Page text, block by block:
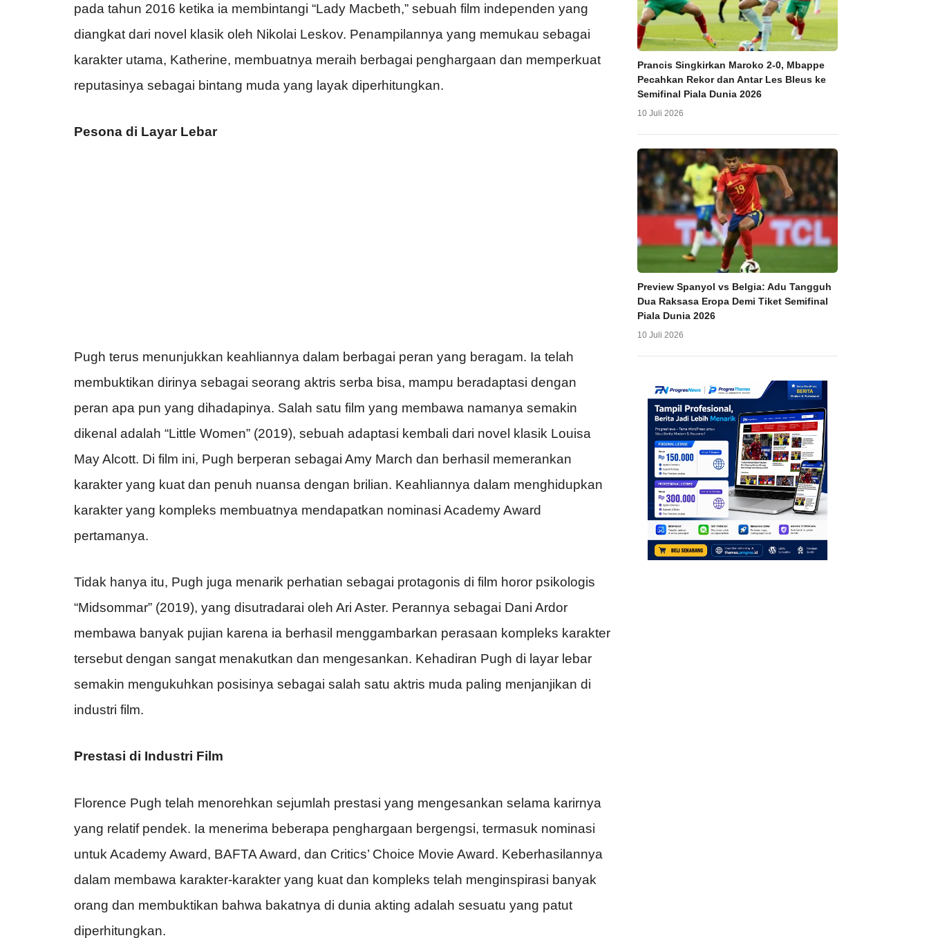
pada tahun 2016 ketika ia membintangi “Lady Macbeth,” sebuah film independen yang
diangkat dari novel klasik oleh Nikolai Leskov. Penampilannya yang memukau sebagai
karakter utama, Katherine, membuatnya meraih berbagai penghargaan dan memperkuat
reputasinya sebagai bintang muda yang layak diperhitungkan.
Pesona di Layar Lebar
Pugh terus menunjukkan keahliannya dalam berbagai peran yang beragam. Ia telah
membuktikan dirinya sebagai seorang aktris serba bisa, mampu beradaptasi dengan
peran apa pun yang dihadapinya. Salah satu film yang membawa namanya semakin
dikenal adalah “Little Women” (2019), sebuah adaptasi kembali dari novel klasik Louisa
May Alcott. Di film ini, Pugh berperan sebagai Amy March dan berhasil memerankan
karakter yang kuat dan penuh nuansa dengan brilian. Keahliannya dalam menghidupkan
karakter yang kompleks membuatnya mendapatkan nominasi Academy Award
pertamanya.
Tidak hanya itu, Pugh juga menarik perhatian sebagai protagonis di film horor psikologis
“Midsommar” (2019), yang disutradarai oleh Ari Aster. Perannya sebagai Dani Ardor
membawa banyak pujian karena ia berhasil menggambarkan perasaan kompleks karakter
tersebut dengan sangat menakutkan dan mengesankan. Kehadiran Pugh di layar lebar
semakin mengukuhkan posisinya sebagai salah satu aktris muda paling menjanjikan di
industri film.
Prestasi di Industri Film
Florence Pugh telah menorehkan sejumlah prestasi yang mengesankan selama karirnya
yang relatif pendek. Ia menerima beberapa penghargaan bergengsi, termasuk nominasi
untuk Academy Award, BAFTA Award, dan Critics’ Choice Movie Award. Keberhasilannya
dalam membawa karakter-karakter yang kuat dan kompleks telah menginspirasi banyak
orang dan membuktikan bahwa bakatnya di dunia akting adalah sesuatu yang patut
diperhitungkan.
Prancis Singkirkan Maroko 2-0, Mbappe
Pecahkan Rekor dan Antar Les Bleus ke
Semifinal Piala Dunia 2026
10 Juli 2026
Preview Spanyol vs Belgia: Adu Tangguh
Dua Raksasa Eropa Demi Tiket Semifinal
Piala Dunia 2026
10 Juli 2026